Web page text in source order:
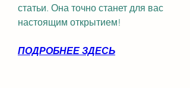
статьи. Она точно станет для вас
настоящим открытием!
ПОДРОБНЕЕ ЗДЕСЬ